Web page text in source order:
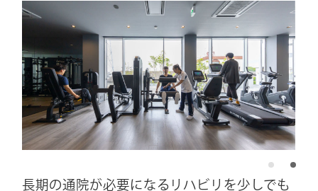
長期の通院が必要になるリハビリを少しでも